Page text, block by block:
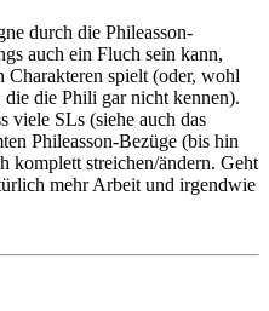
durch die Phileasson-
auch ein Fluch sein kann,
Charakteren spielt (oder, wohl
die Phili gar nicht kennen).
viele SLs (siehe auch das
Phileasson-Bezüge (bis hin
komplett streichen/ändern. Geht
mehr Arbeit und irgendwie